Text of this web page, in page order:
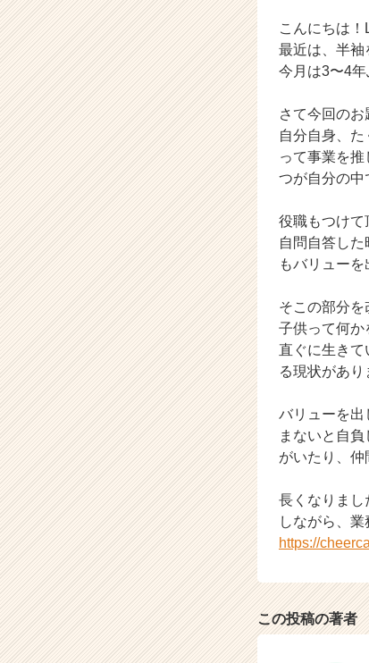
こんにちは！
最近は、半袖
今月は3〜4
さて今回のお
自分自身、
って事業を
つが自分の中
役職もつけて
自問自答し
もバリュー
そこの部分を
子供って何か
直ぐに生きて
る現状があり
バリューを出
まないと自
がいたり、仲
長くなりまし
しながら、業
https://
この投稿の著者